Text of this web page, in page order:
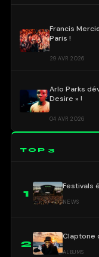
Francis
Paris !
29 AVR 2026
Arlo Parks
Desire » !
04 AVR 2026
TOP 3
1
Festivals
NEWS
2
Claptone
ALBUMS